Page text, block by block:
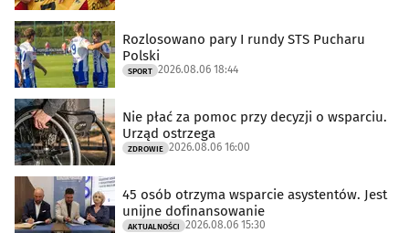
Rozlosowano pary I rundy STS Pucharu
Polski
SPORT 2026.08.06 18:44
Nie płać za pomoc przy decyzji o wsparciu.
Urząd ostrzega
ZDROWIE 2026.08.06 16:00
45 osób otrzyma wsparcie asystentów. Jest
unijne dofinansowanie
AKTUALNOŚCI 2026.08.06 15:30